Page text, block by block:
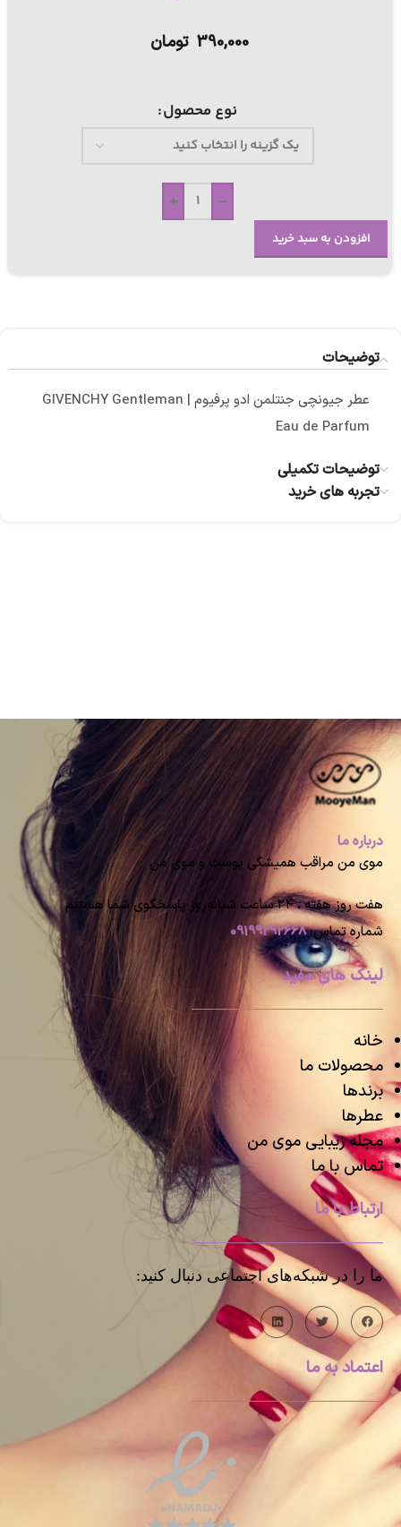
390,000 تومان
نوع محصول
-
+
افزودن به سبد خرید
توضیحات
عطر جیونچی جنتلمن ادو پرفیوم | GIVENCHY Gentleman
Eau de Parfum
توضیحات تکمیلی
تجربه های خرید
درباره ما
موی من مراقب همیشگی پوست و موی من
هفت روز هفته ، ۲۴ ساعت شبانه‌روز پاسخگوی شما هستیم
شماره تماس:09199292668
لینک های مفید
خانه
محصولات ما
برندها
عطرها
مجله زیبایی موی من
تماس با ما
ارتباط با ما
ما را در شبکه‌های اجتماعی دنبال کنید:
اعتماد به ما